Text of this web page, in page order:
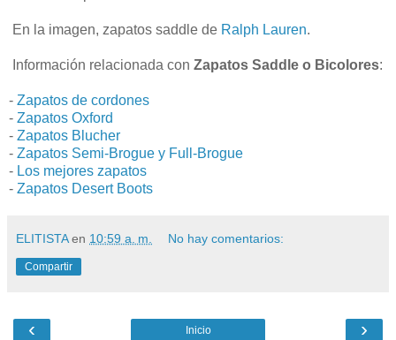
En la imagen, zapatos saddle de Ralph Lauren.
Información relacionada con Zapatos Saddle o Bicolores:
- Zapatos de cordones
- Zapatos Oxford
- Zapatos Blucher
- Zapatos Semi-Brogue y Full-Brogue
- Los mejores zapatos
- Zapatos Desert Boots
ELITISTA en 10:59 a. m. No hay comentarios:
Compartir
‹ ›
Inicio